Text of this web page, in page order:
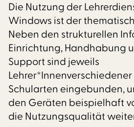
Die Nutzung der
Windows ist der
Neben den strukturellen
Einrichtung, Handhabung
Support sind jeweils
Schularten eingebunden,
den Geräten beispielhaft
die Nutzungsqualität